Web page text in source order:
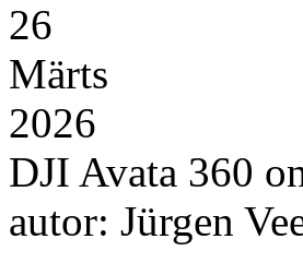
26
Märts
2026
DJI Avata 360
autor: Jürgen